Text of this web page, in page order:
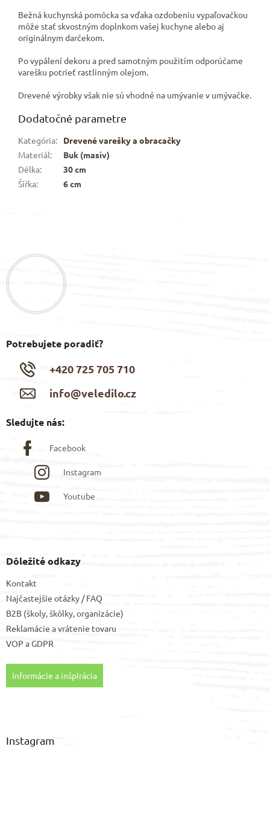
Bežná kuchynská pomôcka sa vďaka ozdobeniu vypaľovačkou
môže stať skvostným doplnkom vašej kuchyne alebo aj
originálnym darčekom.
Po vypálení dekoru a pred samotným použitím odporúčame
varešku potrieť rastlinným olejom.
Drevené výrobky však nie sú vhodné na umývanie v umývačke.
Dodatočné parametre
Kategória:
Drevené varešky a obracačky
Materiál:
Buk (masiv)
Délka:
30 cm
Šířka: 6 cm
Potrebujete poradiť?
+420 725 705 710
info@veledilo.cz
Sledujte nás:
Facebook
Instagram
Youtube
Dôležité odkazy
Kontakt
Najčastejšie otázky / FAQ
B2B (školy, škôlky, organizácie)
Reklamácie a vrátenie tovaru
VOP aGDPR
Informácie a inšpirácia
Instagram